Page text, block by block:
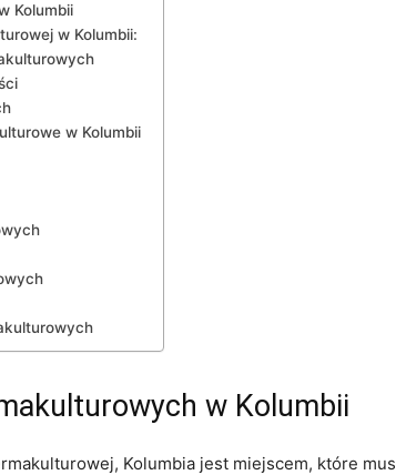
Kolumbii
w Kolumbii:
w ⁣Kolumbii
w Kolumbii
‌Kolumbia jest miejscem,⁤ które